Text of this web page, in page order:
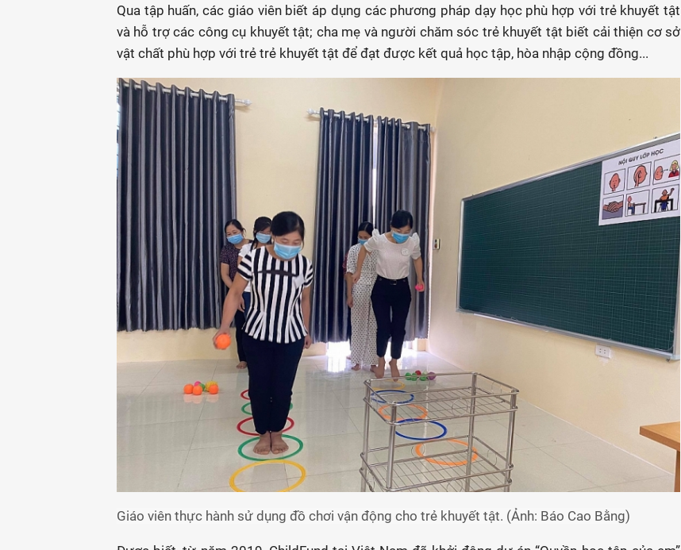
Qua tập huấn, các giáo viên biết áp dụng các phương pháp dạy học phù hợp với trẻ khuyết tật
và hỗ trợ các công cụ khuyết tật; cha mẹ và người chăm sóc trẻ khuyết tật biết cải thiện cơ sở
vật chất phù hợp với trẻ trẻ khuyết tật để đạt được kết quả học tập, hòa nhập cộng đồng...
Giáo viên thực hành sử dụng đồ chơi vận động cho trẻ khuyết tật. (Ảnh: Báo Cao Bằng)